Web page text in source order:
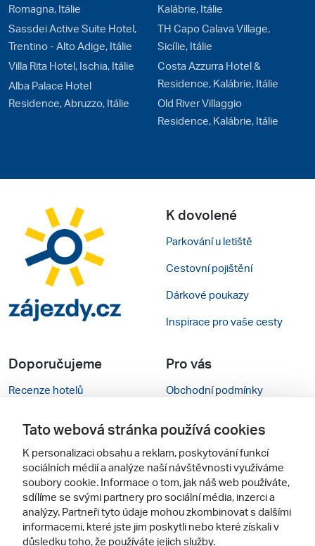
Romagna, Itálie
Sassdei Active Suite Hotel,
Trentino - Alto Adige, Itálie
Villa Rita Hotel, Ischia, Itálie
Alba Palace Hotel
Residence, Abruzzo, Itálie
Kalábrie, Itálie
TH Capo Calava Village,
Sicílie, Itálie
Costa Azzurra Hotel &
Residence, Kalábrie, Itálie
Old River Villaggio
Residence, Kalábrie, Itálie
K dovolené
Parkování u letiště
Cestovní pojištění
Dárkové poukazy
Inspirace pro vaše cesty
Doporučujeme
Recenze hotelů
Zájazdy.sk
Pro vás
Obchodní podmínky
Verze webu pro PC
Sledujte nás
Tato webová stránka používá cookies
K personalizaci obsahu a reklam, poskytování funkcí
sociálních médií a analýze naší návštěvnosti využíváme
soubory cookie. Informace o tom, jak náš web používáte,
sdílíme se svými partnery pro sociální média, inzerci a
analýzy. Partneři tyto údaje mohou zkombinovat s dalšími
informacemi, které jste jim poskytli nebo které získali v
důsledku toho, že používáte jejich služby.